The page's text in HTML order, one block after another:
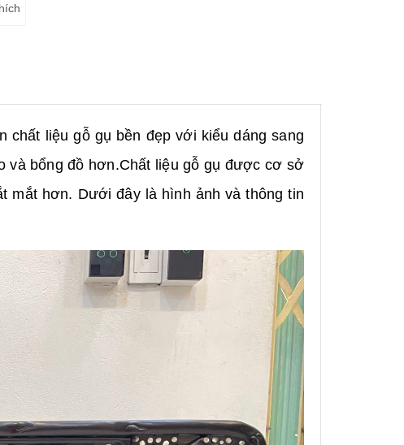
chất liệu gỗ gụ bền đẹp với kiểu dáng sang
và bổng đồ hơn.Chất liệu gỗ gụ được cơ sở
mắt hơn. Dưới đây là hình ảnh và thông tin